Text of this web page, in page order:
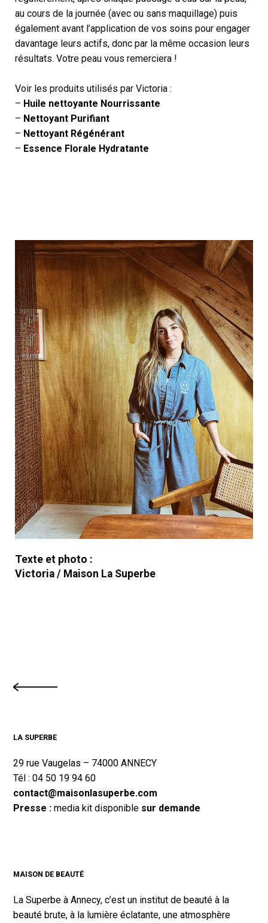
au cours de la journée (avec ou sans maquillage) puis
également avant l’application de vos soins pour engager
davantage leurs actifs, donc par la même occasion leurs
résultats. Votre peau vous remerciera !
Voir les produits utilisés par Victoria :
– Huile nettoyante Nourrissante
– Nettoyant Purifiant
– Nettoyant Régénérant
– Essence Florale Hydratante
Texte et photo :
Victoria / Maison La Superbe
LA SUPERBE
29 rue Vaugelas – 74000 ANNECY
Tél : 04 50 19 94 60
contact@maisonlasuperbe.com
Presse : media kit disponible sur demande
MAISON DE BEAUTÉ
La Superbe à Annecy, c’est un institut de beauté à la
beauté brute, à la lumière éclatante, une atmosphère